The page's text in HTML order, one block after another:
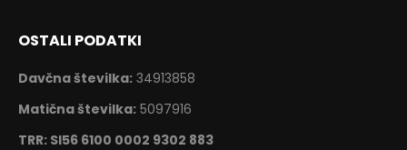
OSTALI PODATKI
Davčna številka: 34913858
Matična številka: 5097916
TRR: SI56 6100 0002 9302 883